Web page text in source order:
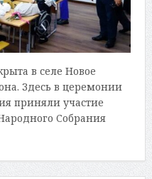
в селе Новое
Здесь в церемонии
приняли участие
Собрания